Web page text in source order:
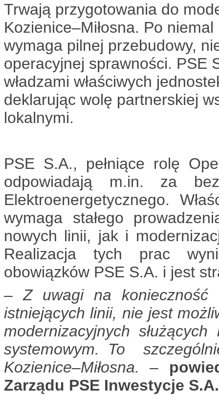
Trwają przygotowania do
Kozienice–Miłosna. Po
wymaga pilnej przebudowy,
operacyjnej sprawności. PSE
władzami właściwych
deklarując wolę partnerskiej
lokalnymi.
PSE S.A., pełniące rolę
odpowiadają m.in. za
Elektroenergetycznego.
wymaga stałego
nowych linii, jak i
Realizacja tych prac
obowiązków PSE S.A. i jest
– Z uwagi na konieczność
istniejących linii, nie jest
modernizacyjnych
systemowym. To
Kozienice–Miłosna.
–
Zarządu PSE Inwestycje S.A.